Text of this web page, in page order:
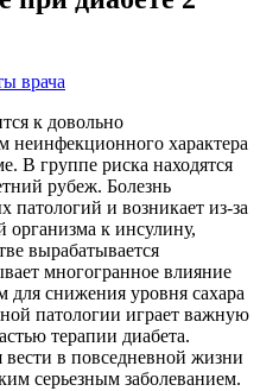
врача
к довольно
неинфекционного характера
В группе риска находятся
рубеж. Болезнь
патологий и возникает из-за
организма к инсулину,
вырабатывается
многогранное влияние
снижения уровня сахара
патологии играет важную
терапии диабета.
вести в повседневной жизни
серьезным заболеванием.